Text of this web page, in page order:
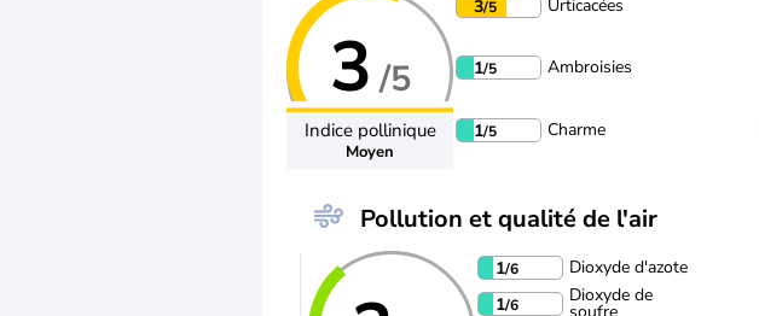
3 /5
Indice pollinique
Moyen
3/5 Urticacées
1/5 Ambroisies
1/5 Charme
Pollution et qualité de l'air
1/6
Dioxyde d'azote
1/6 Dioxyde de